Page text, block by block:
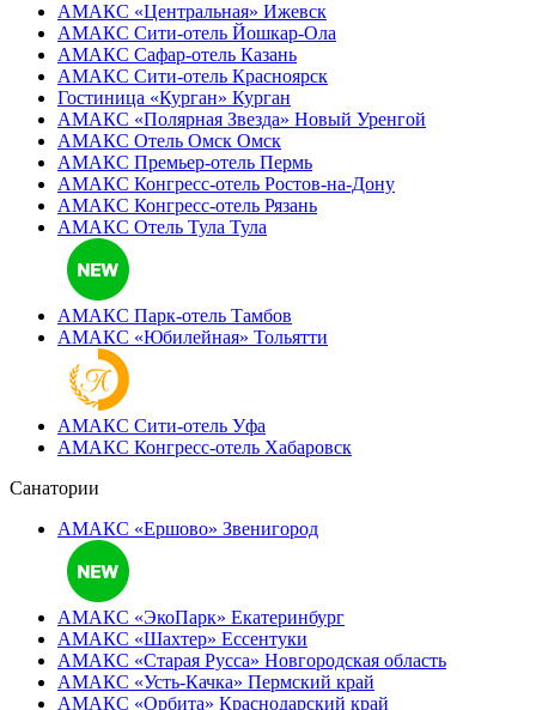
АМАКС «‎Центральная» Ижевск
АМАКС Сити-отель Йошкар-Ола
АМАКС Сафар-отель Казань
АМАКС Сити-отель Красноярск
Гостиница «‎Курган» Курган
АМАКС «Полярная Звезда» Новый Уренгой
АМАКС Отель ‎Омск Омск
АМАКС Премьер-отель Пермь
АМАКС Конгресс-отель Ростов-на-Дону
АМАКС Конгресс-отель Рязань
АМАКС Отель Тула Тула
АМАКС Парк-отель Тамбов
АМАКС «‎Юбилейная» Тольятти
АМАКС Сити-отель Уфа
АМАКС Конгресс-отель Хабаровск
Санатории
АМАКС «Ершово» Звенигород
АМАКС «ЭкоПарк» Екатеринбург
АМАКС «‎Шахтер» Ессентуки
АМАКС «‎Старая Русса» Новгородская область
АМАКС «‎Усть-Качка» Пермский край
АМАКС «‎Орбита» Краснодарский край